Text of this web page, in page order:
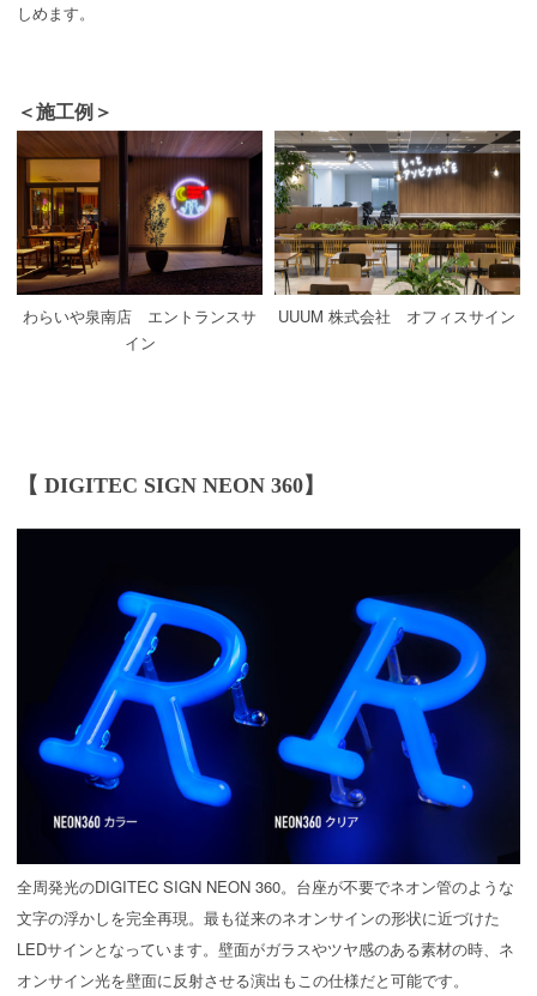
しめます。
＜施工例＞
わらいや泉南店 エントランスサ
イン
UUUM 株式会社 オフィスサイン
【 DIGITEC SIGN NEON 360】
全周発光のDIGITEC SIGN NEON 360。台座が不要でネオン管のような
文字の浮かしを完全再現。最も従来のネオンサインの形状に近づけた
LEDサインとなっています。壁面がガラスやツヤ感のある素材の時、ネ
オンサイン光を壁面に反射させる演出もこの仕様だと可能です。